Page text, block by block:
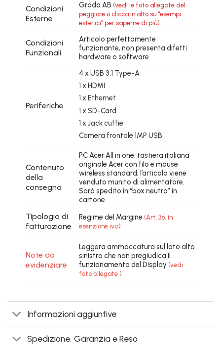
Condizioni
Esterne
Grado AB (vedi le foto allegate del
peggiore o clicca in alto su “esempi
estetici” per saperne di più)
Condizioni
Funzionali
Articolo perfettamente
funzionante, non presenta difetti
hardware o software
Periferiche
4 x USB 3.1 Type-A
1 x HDMI
1 x Ethernet
1 x SD-Card
1 x Jack cuffie
Camera frontale 1MP USB
Contenuto
della
consegna
PC Acer All in one, tastiera italiana
originale Acer con filo e mouse
wireless standard, l’articolo viene
venduto munito di alimentatore.
Sarà spedito in “box neutro” in
cartone.
Tipologia di
fatturazione
Regime del Margine (Art. 36, in
esenzione iva)
Note da
evidenziare
Leggera ammaccatura sul lato alto
sinistro che non pregiudica il
funzionamento del Display (vedi
foto allegate )
Informazioni aggiuntive
Spedizione, Garanzia e Reso